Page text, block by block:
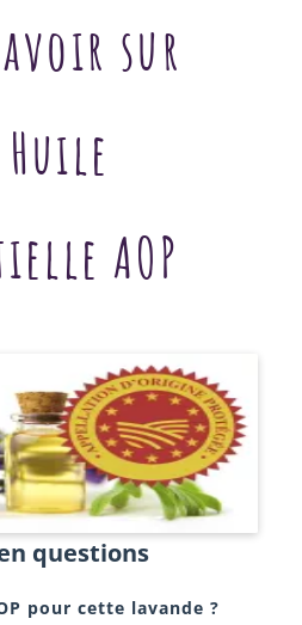
sur
AOP
questions
pour cette lavande ?